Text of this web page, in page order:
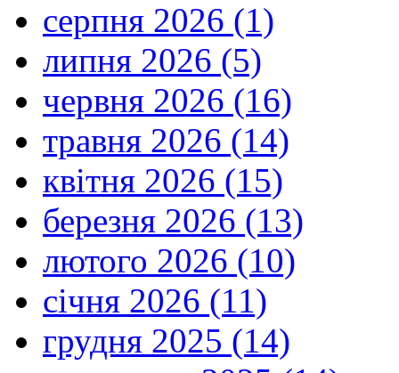
серпня 2026 (1)
липня 2026 (5)
червня 2026 (16)
травня 2026 (14)
квітня 2026 (15)
березня 2026 (13)
лютого 2026 (10)
січня 2026 (11)
грудня 2025 (14)